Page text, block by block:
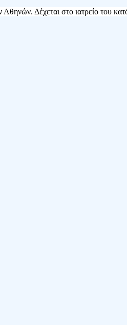
Αθηνών. Δέχεται στο ιατρείο του